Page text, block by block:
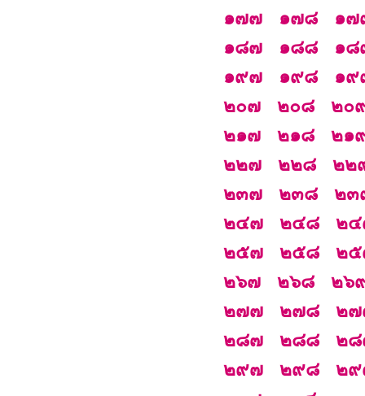
๑๗๗
๑๗๘
๑๗
๑๘๗
๑๘๘
๑๘
๑๙๗
๑๙๘
๑๙
๒๐๗
๒๐๘
๒๐
๒๑๗
๒๑๘
๒๑
๒๒๗
๒๒๘
๒๒
๒๓๗
๒๓๘
๒๓
๒๔๗
๒๔๘
๒
๒๕๗
๒๕๘
๒
๒๖๗
๒๖๘
๒๖
๒๗๗
๒๗๘
๒
๒๘๗
๒๘๘
๒
๒๙๗
๒๙๘
๒